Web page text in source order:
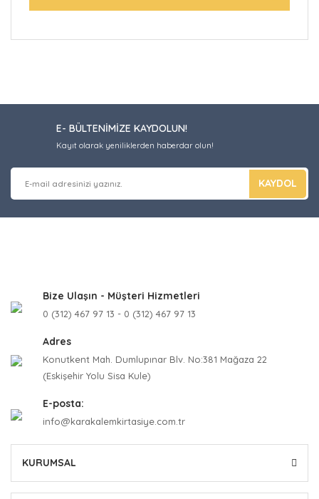
E- BÜLTENİMİZE KAYDOLUN!
Kayıt olarak yeniliklerden haberdar olun!
KAYDOL
Bize Ulaşın - Müşteri Hizmetleri
0 (312) 467 97 13 - 0 (312) 467 97 13
Adres
Konutkent Mah. Dumlupınar Blv. No:381 Mağaza 22
(Eskişehir Yolu Sisa Kule)
E-posta:
info@karakalemkirtasiye.com.tr
KURUMSAL